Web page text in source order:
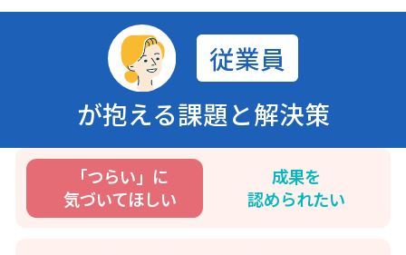
従業員
が抱える課題と解決策
「つらい」に
気づいてほしい
成果を
認められたい